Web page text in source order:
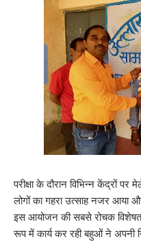
परीक्षा के दौरान विभिन्न केंद्रों पर
लोगों का गहरा उत्साह नजर आया
इस आयोजन की सबसे रोचक
रूप में कार्य कर रही बहुओं ने अपनी